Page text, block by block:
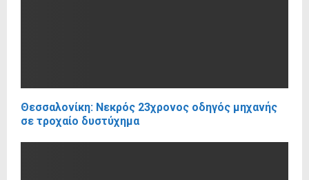
Θεσσαλονίκη: Νεκρός 23χρονος οδηγός μηχανής
σε τροχαίο δυστύχημα